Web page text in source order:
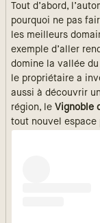
Tout d’abord,
pourquoi ne pas
les meilleurs
exemple d’aller
domine la vallée du
le propriétaire a
aussi à découvrir
région, le Vignoble
tout nouvel espace